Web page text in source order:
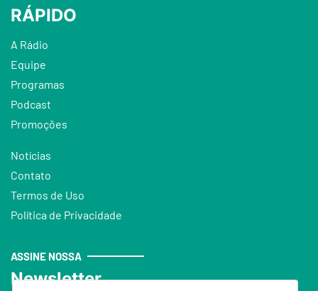
RÁPIDO
A Rádio
Equipe
Programas
Podcast
Promoções
Notícias
Contato
Termos de Uso
Política de Privacidade
ASSINE NOSSA
Newsletter